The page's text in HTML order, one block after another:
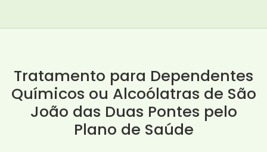
Tratamento para Dependentes
Químicos ou Alcoólatras de São
João das Duas Pontes pelo
Plano de Saúde